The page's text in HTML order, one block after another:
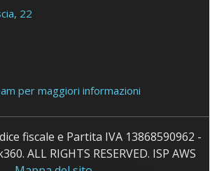
22
per maggiori informazioni
fiscale e Partita IVA 13868590962 -
ALL RIGHTS RESERVED. ISP AWS